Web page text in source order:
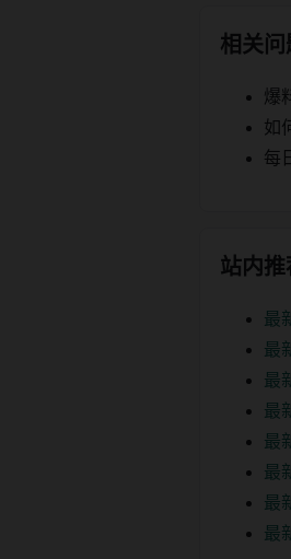
相关问
爆
如
每
站内推
最
最
最
最
最
最
最
最